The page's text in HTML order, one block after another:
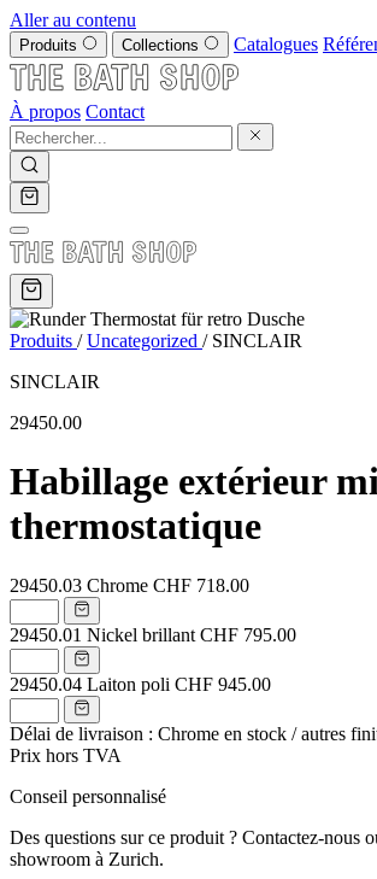
Aller au contenu
Produits Collections Catalogues
À propos Contact
Produits / Uncategorized / SINCLAIR
SINCLAIR
29450.00
Habillage extérieur
thermostatique
29450.03 Chrome CHF 718.00
29450.01 Nickel brillant CHF 795.00
29450.04 Laiton poli CHF 945.00
Délai de livraison : Chrome en stock / autres
Prix hors TVA
Conseil personnalisé
Des questions sur ce produit ? Contactez-nous
showroom à Zurich.